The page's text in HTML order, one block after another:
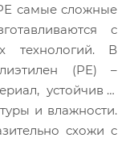
самые сложные
с
технологий. В
(PE) –
устойчив к
и влажности.
схожи с